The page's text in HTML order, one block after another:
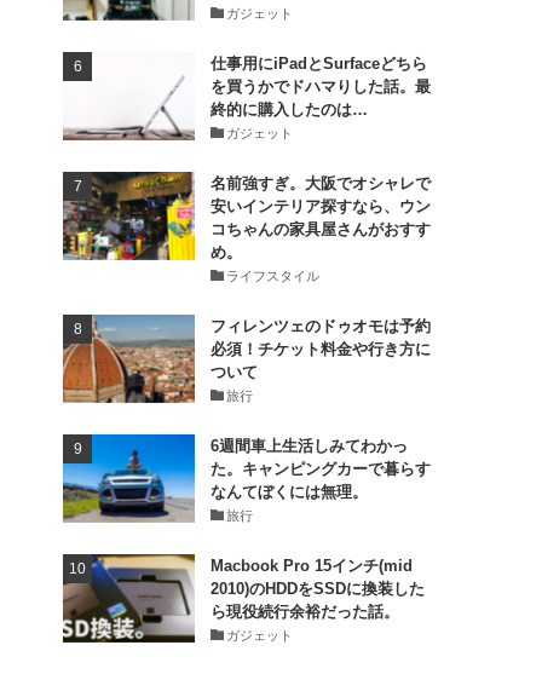
ガジェット
仕事用にiPadとSurfaceどちら
を買うかでドハマりした話。最
終的に購入したのは…
ガジェット
名前強すぎ。大阪でオシャレで
安いインテリア探すなら、ウン
コちゃんの家具屋さんがおすす
め。
ライフスタイル
フィレンツェのドゥオモは予約
必須！チケット料金や行き方に
ついて
旅行
6週間車上生活しみてわかっ
た。キャンピングカーで暮らす
なんてぼくには無理。
旅行
Macbook Pro 15インチ(mid
2010)のHDDをSSDに換装した
ら現役続行余裕だった話。
ガジェット